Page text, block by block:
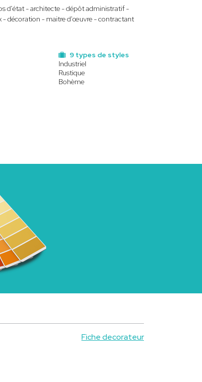
d'état - architecte - dépôt administratif -
- décoration - maitre d'œuvre - contractant
9 types de styles
Industriel
Rustique
Bohème
Fiche decorateur